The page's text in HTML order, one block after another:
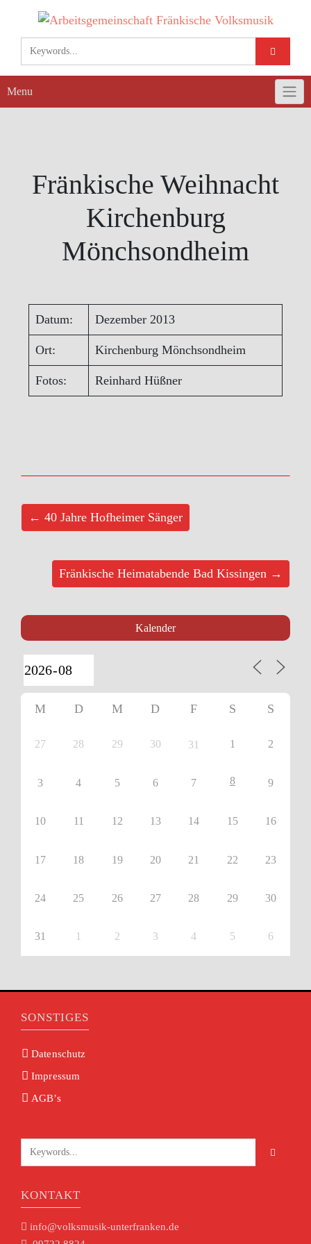
content
Menu
Fränkische Weihnacht
Kirchenburg
Mönchsondheim
Datum: Dezember 2013
Ort: Kirchenburg Mönchsondheim
Fotos: Reinhard Hüßner
← 40 Jahre Hofheimer Sänger
Fränkische Heimatabende Bad Kissingen →
Kalender
M D M D F S S
27 28 29 30 31 1 2
3 4 5 6 7 8 9
10 11 12 13 14 15 16
17 18 19 20 21 22 23
24 25 26 27 28 29 30
31 1 2 3 4 5 6
SONSTIGES
Datenschutz
Impressum
AGB’s
KONTAKT
info@volksmusik-unterfranken.de